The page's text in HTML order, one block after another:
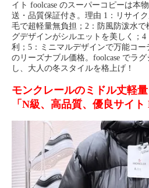
イト foolcase のスーパーコピーは本
送・品質保証付き。理由 1：リサイ
毛で超軽量無負担；2：防風防泼水
グデザインがシルエットを美しく；
利；5：ミニマルデザインで万能コ
のリーズナブル価格。foolcase でラ
し、大人の冬スタイルを格上げ！
モンクレールのミドル丈軽
「N級、高品質、優良サイト